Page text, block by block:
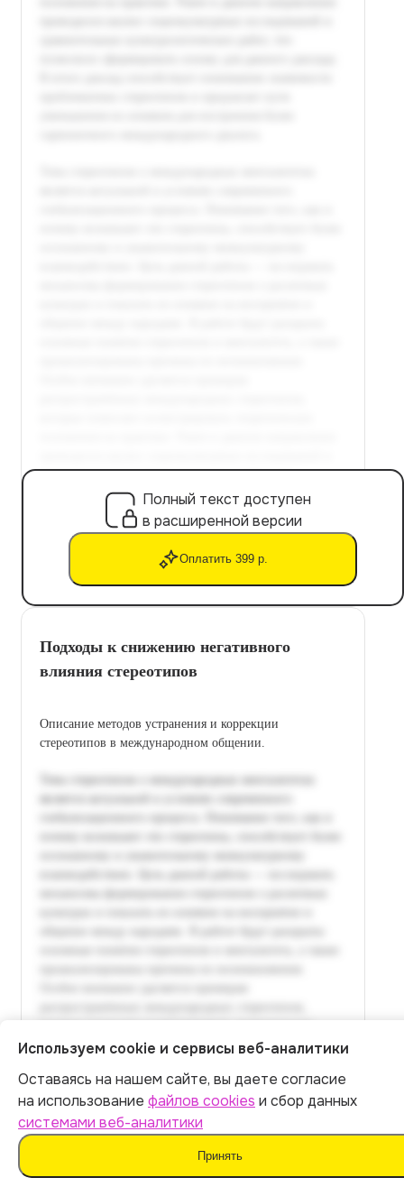
Полный текст доступен
в расширенной версии
Оплатить 399 р.
Подходы к снижению негативного
влияния стереотипов
Описание методов устранения и коррекции
стереотипов в международном общении.
Итог:399р.
Оплатить
Используем cookie и сервисы веб-аналитики
Оставаясь на нашем сайте, вы даете согласие
на использование файлов cookies и сбор данных
системами веб-аналитики
Принять